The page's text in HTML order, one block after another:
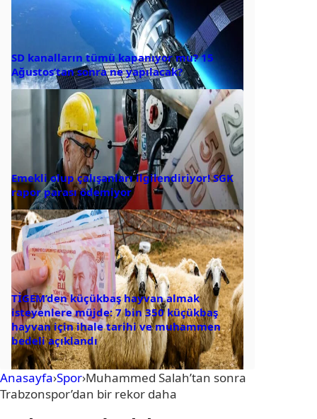
SD kanalların tümü kapanıyor mu? 15
Ağustos’tan sonra ne yapılacak?
Emekli olup çalışanları ilgilendiriyor! SGK
rapor parası ödemiyor
TİGEM’den küçükbaş hayvan almak
isteyenlere müjde: 7 bin 350 küçükbaş
hayvan için ihale tarihi ve muhammen
bedeli açıklandı
Anasayfa›Spor›Muhammed Salah’tan sonra
Trabzonspor’dan bir rekor daha